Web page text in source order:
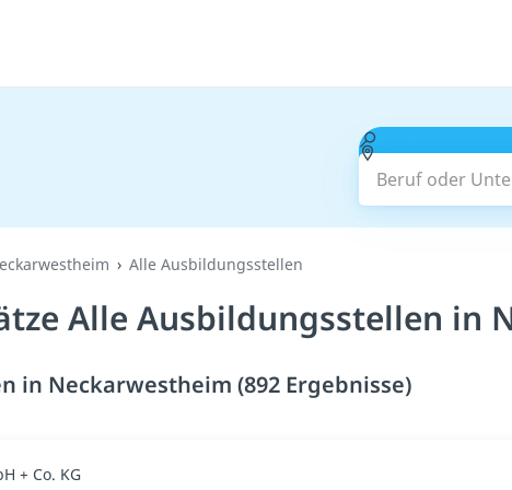
Beruf oder
Alle Ausbildungsstellen
Alle Ausbildungsstellen in
in Neckarwestheim (892 Ergebnisse)
+ Co. KG